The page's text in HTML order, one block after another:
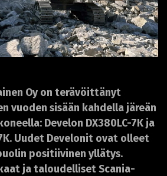
Oy on terävöittänyt
vuoden sisään kahdella järeän
Develon DX380LC-7K ja
Uudet Develonit ovat olleet
positiivinen yllätys.
ja taloudelliset Scania-